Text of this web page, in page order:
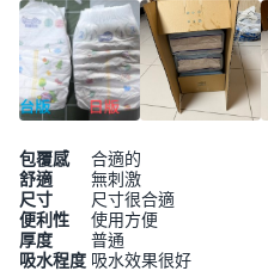
包覆感 合適的
舒適
無刺激
尺寸
尺寸很合適
便利性
使用方便
厚度
普通
吸水程度 吸水效果很好